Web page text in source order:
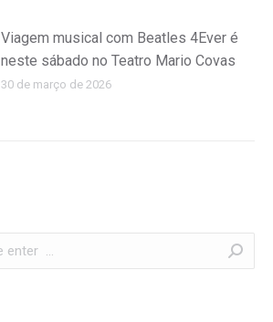
Viagem musical com Beatles 4Ever é
neste sábado no Teatro Mario Covas
30 de março de 2026